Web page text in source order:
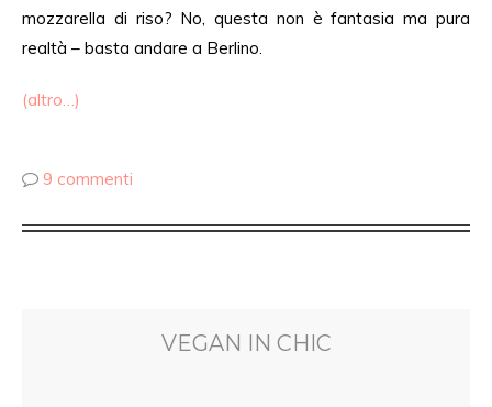
mozzarella di riso? No, questa non è fantasia ma pura
realtà – basta andare a Berlino.
(altro…)
9 commenti
VEGAN IN CHIC